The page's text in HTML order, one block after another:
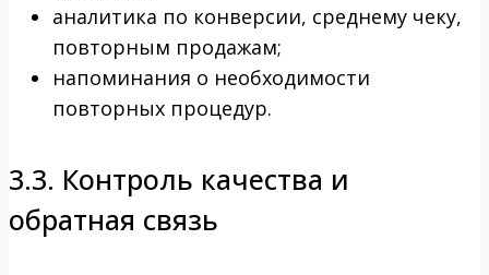
аналитика по конверсии, среднему чеку,
повторным продажам;
напоминания о необходимости
повторных процедур.
3.3. Контроль качества и
обратная связь